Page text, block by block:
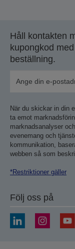
Håll kontakten
kupongkod med
beställning.
När du skickar in din
ta emot
marknadsanalyser
evenemang och
kommunikation,
webben så som
*Restriktioner gäller
Följ oss på